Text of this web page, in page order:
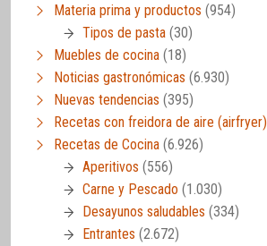
Materia prima y productos (954)
Tipos de pasta (30)
Muebles de cocina (18)
Noticias gastronómicas (6.930)
Nuevas tendencias (395)
Recetas con freidora de aire (airfryer)
Recetas de Cocina (6.926)
Aperitivos (556)
Carne y Pescado (1.030)
Desayunos saludables (334)
Entrantes (2.672)